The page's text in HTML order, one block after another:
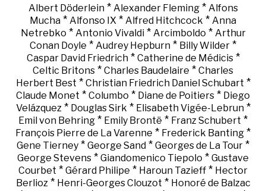
Albert Döderlein* Alexander Fleming* Alfons
Mucha * Alfonso IX * Alfred Hitchcock * Anna
Netrebko * Antonio Vivaldi* Arcimboldo * Arthur
Conan Doyle * Audrey Hepburn * Billy Wilder *
Caspar David Friedrich* Catherine de Médicis*
Celtic Britons * Charles Baudelaire * Charles
Herbert Best * Christian Friedrich Daniel Schubart *
Claude Monet * Columbo * Diane de Poitiers * Diego
Velázquez * Douglas Sirk * Elisabeth Vigée-Lebrun*
Emil von Behring * Emily Brontë * Franz Schubert *
François Pierre de La Varenne * Frederick Banting *
Gene Tierney * George Sand * Georges de La Tour *
George Stevens * Giandomenico Tiepolo * Gustave
Courbet * Gérard Philipe * Haroun Tazieff * Hector
Berlioz * Henri-Georges Clouzot * Honoré de Balzac